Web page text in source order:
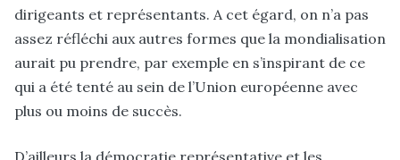
dirigeants et représentants. A cet égard, on n’a pas
assez réfléchi aux autres formes que la mondialisation
aurait pu prendre, par exemple en s’inspirant de ce
qui a été tenté au sein de l’Union européenne avec
plus ou moins de succès.
D’ailleurs la démocratie représentative et les